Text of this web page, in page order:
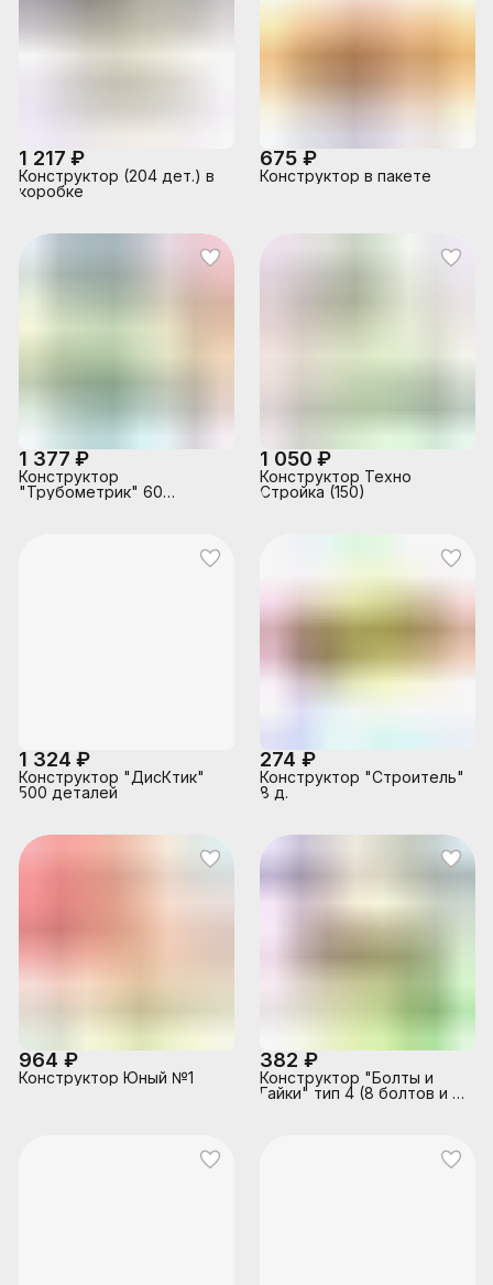
1 217 ₽
Конструктор (204 дет.) в
коробке
675 ₽
Конструктор в пакете
1 377 ₽
Конструктор
"Трубометрик" 60
1 050 ₽
Конструктор Техно
Стройка (150)
1 324 ₽
Конструктор "ДисКтик"
500 деталей
274 ₽
Конструктор "Строитель"
8 д.
964 ₽
Конструктор Юный №1
382 ₽
Конструктор "Болты и
Гайки" тип 4 (8 болтов и 12